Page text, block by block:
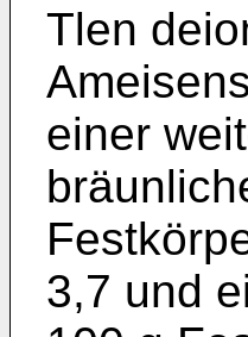
Tlen
einer
3,7 und